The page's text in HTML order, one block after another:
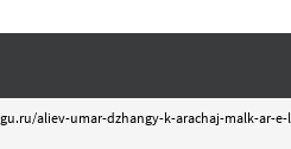
aliev-umar-dzhangy-k-arachaj-malk-ar-